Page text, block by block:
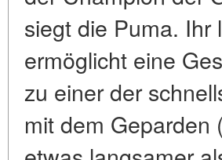
siegt die Puma. Ihr
ermöglicht eine
zu einer der
mit dem Geparden